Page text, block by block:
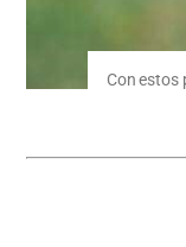
Con estos